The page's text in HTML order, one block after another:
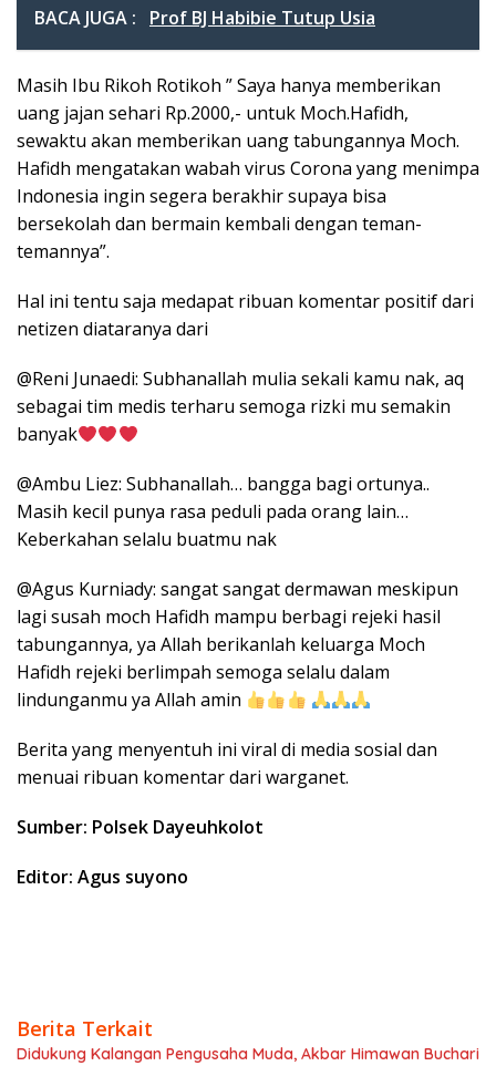
BACA JUGA : Prof BJ Habibie Tutup Usia
Masih Ibu Rikoh Rotikoh ” Saya hanya memberikan
uang jajan sehari Rp.2000,- untuk Moch.Hafidh,
sewaktu akan memberikan uang tabungannya Moch.
Hafidh mengatakan wabah virus Corona yang menimpa
Indonesia ingin segera berakhir supaya bisa
bersekolah dan bermain kembali dengan teman-
temannya”.
Hal ini tentu saja medapat ribuan komentar positif dari
netizen diataranya dari
@Reni Junaedi: Subhanallah mulia sekali kamu nak, aq
sebagai tim medis terharu semoga rizki mu semakin
banyak
@Ambu Liez: Subhanallah… bangga bagi ortunya..
Masih kecil punya rasa peduli pada orang lain…
Keberkahan selalu buatmu nak
@Agus Kurniady: sangat sangat dermawan meskipun
lagi susah moch Hafidh mampu berbagi rejeki hasil
tabungannya, ya Allah berikanlah keluarga Moch
Hafidh rejeki berlimpah semoga selalu dalam
lindunganmu ya Allah amin
Berita yang menyentuh ini viral di media sosial dan
menuai ribuan komentar dari warganet.
Sumber: Polsek Dayeuhkolot
Editor: Agus suyono
Berita Terkait
Didukung Kalangan Pengusaha Muda, Akbar Himawan Buchari